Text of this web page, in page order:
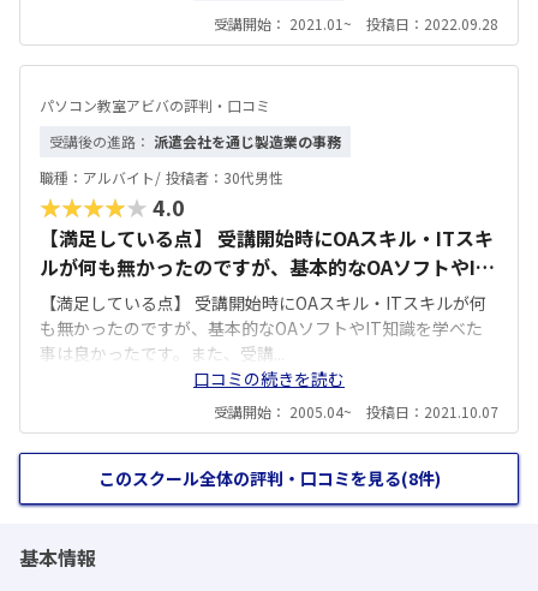
受講開始： 2021.01~ 投稿日：2022.09.28
パソコン教室アビバの評判・口コミ
受講後の進路： 派遣会社を通じ製造業の事務
職種： アルバイト/ 投稿者： 30代男性
★★★★★4.0
【満足している点】 受講開始時にOAスキル・ITスキ
ルが何も無かったのですが、基本的なOAソフトやIT
知識を学べた事は良かったです。また、受講直後の転
職時に実務としてOAスキルを活かせてスムーズに業
務遂行出来て実務レベルとして身についたことを実
感できたので満足しています。 その後の転職活動時
にも「Access操作が出来る事」「初級シスアド合格
している事」で評価頂けた事もあり満足しています。
【気になった点や改善ポイント】 受講開始から1ヶ月
間くらいは、よく女性の方から別のコース（インス
し、これからも通い続けて教えて頂かないといけな
【満足している点】 受講開始時にOAスキル・ITスキルが何
も無かったのですが、基本的なOAソフトやIT知識を学べた
事は良かったです。また、受講...
口コミの続きを読む
受講開始： 2005.04~ 投稿日：2021.10.07
このスクール全体の評判・口コミを見る(8件)
基本情報